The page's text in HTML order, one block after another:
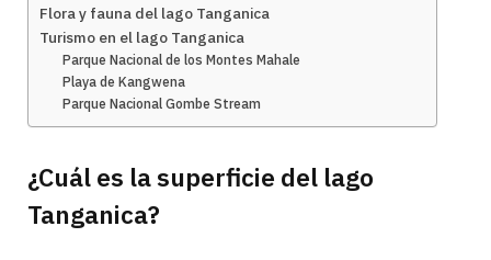
Flora y fauna del lago Tanganica
Turismo en el lago Tanganica
Parque Nacional de los Montes Mahale
Playa de Kangwena
Parque Nacional Gombe Stream
¿Cuál es la superficie del lago
Tanganica?